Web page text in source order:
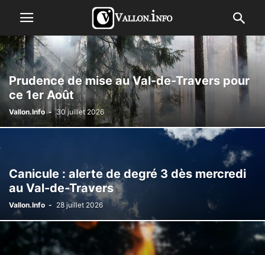
Prudence de mise au Val-de-Travers pour
ce 1er Août
Vallon.Info - 30 juillet 2026
Canicule : alerte de degré 3 dès mercredi
au Val-de-Travers
Vallon.Info - 28 juillet 2026